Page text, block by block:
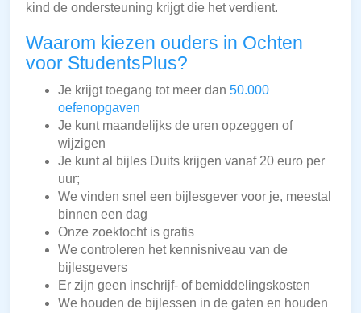
kind de ondersteuning krijgt die het verdient.
Waarom kiezen ouders in Ochten
voor StudentsPlus?
Je krijgt toegang tot meer dan 50.000
oefenopgaven
Je kunt maandelijks de uren opzeggen of
wijzigen
Je kunt al bijles Duits krijgen vanaf 20 euro per
uur;
We vinden snel een bijlesgever voor je, meestal
binnen een dag
Onze zoektocht is gratis
We controleren het kennisniveau van de
bijlesgevers
Er zijn geen inschrijf- of bemiddelingskosten
We houden de bijlessen in de gaten en houden